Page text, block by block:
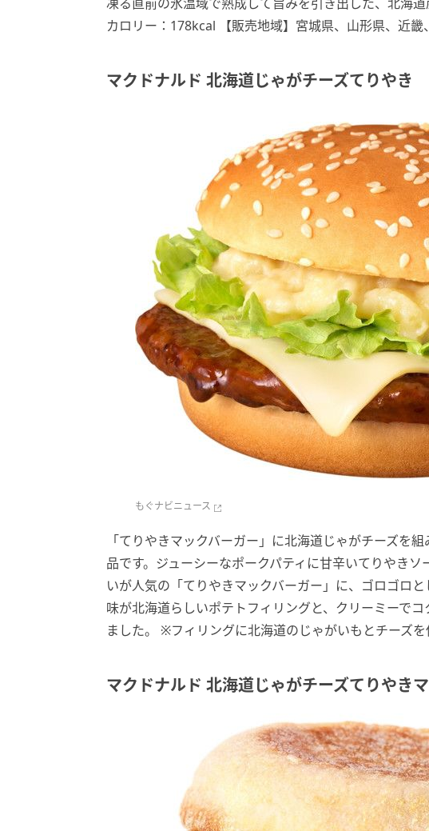
カロリー：178kcal 【販売地域】宮城県、山形県、近畿
マクドナルド 北海道じゃがチーズてりやき
もぐナビニュース
「てりやきマックバーガー」に北海道じゃがチーズを
品です。ジューシーなポークパティに甘辛いてりやき
いが人気の「てりやきマックバーガー」に、ゴロゴロ
味が北海道らしいポテトフィリングと、クリーミーで
ました。 ※フィリングに北海道のじゃがいもとチーズを
マクドナルド 北海道じゃがチーズてりやき